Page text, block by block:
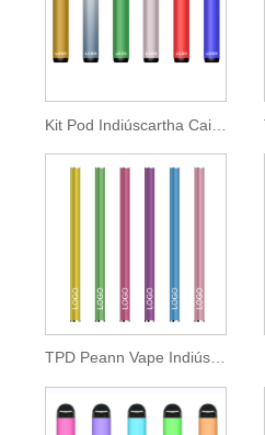
Kit Pod Indiúscartha Caighdeánach TPD 550mah
TPD Peann Vape Indiúscartha caol 350mah Battery